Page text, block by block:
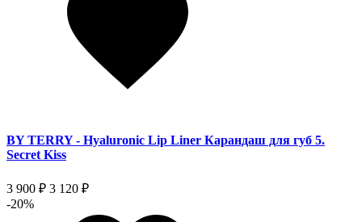
BY TERRY - Hyaluronic Lip Liner Карандаш для губ 5.
Secret Kiss
3 900 ₽ 3 120 ₽
-20%